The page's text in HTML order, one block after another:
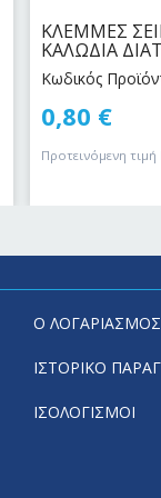
ΚΛΕΜΜΕΣ
ΚΑΛΩΔΙΑ
Κωδικός
0,80 €
Προτεινόμενη
Ο
ΙΣΤΟΡΙΚΟ
ΙΣΟΛΟΓΙΣΜΟΙ